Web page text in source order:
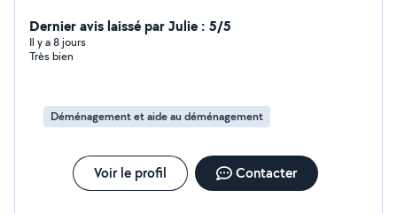
Dernier avis laissé par Julie : 5/5
Il y a 8 jours
Très bien
Déménagement et aide au déménagement
Voir le profil Contacter